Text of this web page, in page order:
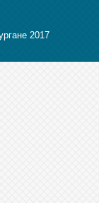
2017